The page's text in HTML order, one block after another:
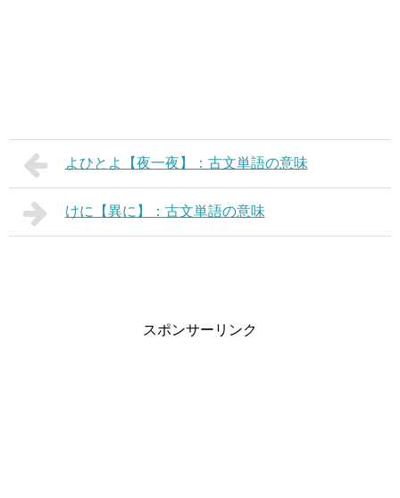
よひとよ【夜一夜】：古文単語の意味
けに【異に】：古文単語の意味
スポンサーリンク